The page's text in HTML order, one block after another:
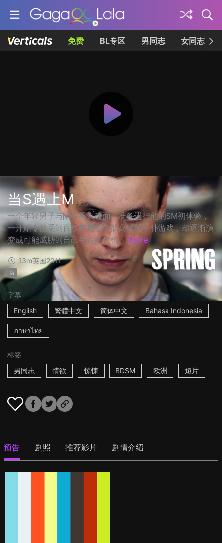
免费 BL专区 男同志 女同志
当S遇上M
一个年轻男子与陌生男人碰面，准备进行他的SM初体验，
一开始令他受到百般羞辱却性欲高涨的主仆游戏，却逐渐演
变成可能威胁到自己生命的危机。 More
13m英国2011
限
字幕
English
繁體中文 简体中文 Bahasa Indonesia
ภาษาไทย
标签
男同志
情欲 惊悚 BDSM 欧洲 短片
预告 剧照 推荐影片 剧情介绍